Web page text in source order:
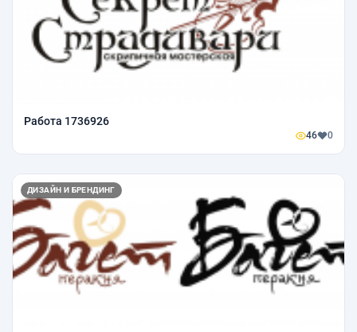
Работа 1736926
46 0
ДИЗАЙН И БРЕНДИНГ